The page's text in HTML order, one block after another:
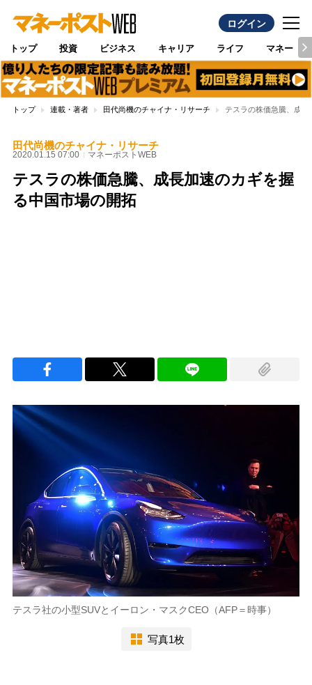
ログイン
トップ 投資 ビジネス キャリア ライフ マネー
トップ 連載・著者 田代尚機のチャイナ・リサーチ テスラの株価急騰、成
田代尚機のチャイナ・リサーチ
2020.01.15 07:00 マネーポストWEB
テスラの株価急騰、成長加速のカギを握
る中国市場の開拓
テスラ社の小型SUVとイーロン・マスクCEO（AFP＝時事）
写真1枚